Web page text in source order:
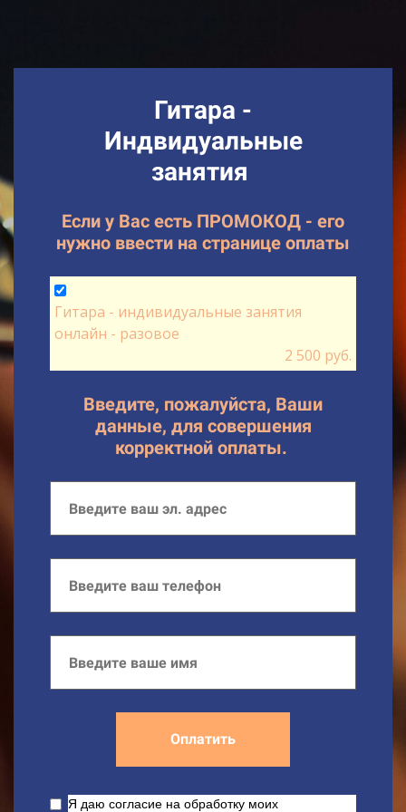
Гитара -
Индвидуальные
занятия
Если у Вас есть ПРОМОКОД - его
нужно ввести на странице оплаты
Гитара - индивидуальные занятия
онлайн - разовое
2 500 руб.
Введите, пожалуйста, Ваши
данные, для совершения
корректной оплаты.
Оплатить
Я даю согласие на обработку моих